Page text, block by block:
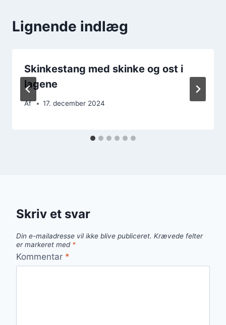
Lignende indlæg
Skinkestang med skinke og ost i
lagene
Af 17. december 2024
Skriv et svar
Din e-mailadresse vil ikke blive publiceret. Krævede felter
er markeret med *
Kommentar *